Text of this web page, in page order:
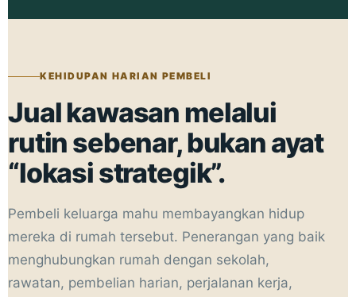
KEHIDUPAN HARIAN PEMBELI
Jual kawasan melalui
rutin sebenar, bukan ayat
“lokasi strategik”.
Pembeli keluarga mahu membayangkan hidup
mereka di rumah tersebut. Penerangan yang baik
menghubungkan rumah dengan sekolah,
rawatan, pembelian harian, perjalanan kerja,